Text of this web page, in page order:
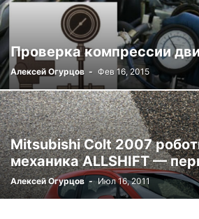
Проверка компрессии
Алексей Огурцов - Фев 16, 2015
Mitsubishi Colt 2007
механика ALLSHIFT —
Алексей Огурцов - Июл 16, 2011